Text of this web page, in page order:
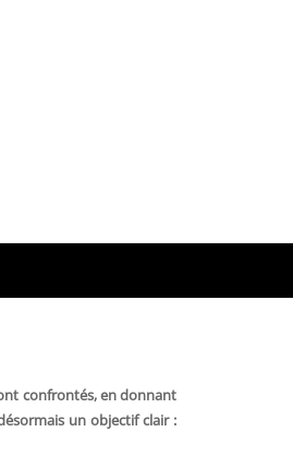
confrontés, en donnant
un objectif clair :